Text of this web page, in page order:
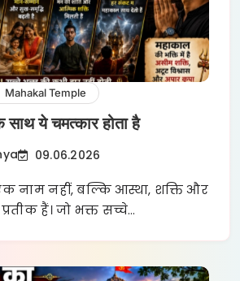
Mahakal Temple
ये चमत्कार होता है
09.06.2026
नाम नहीं, बल्कि आस्था, शक्ति और
हैं। जो भक्त सच्चे…